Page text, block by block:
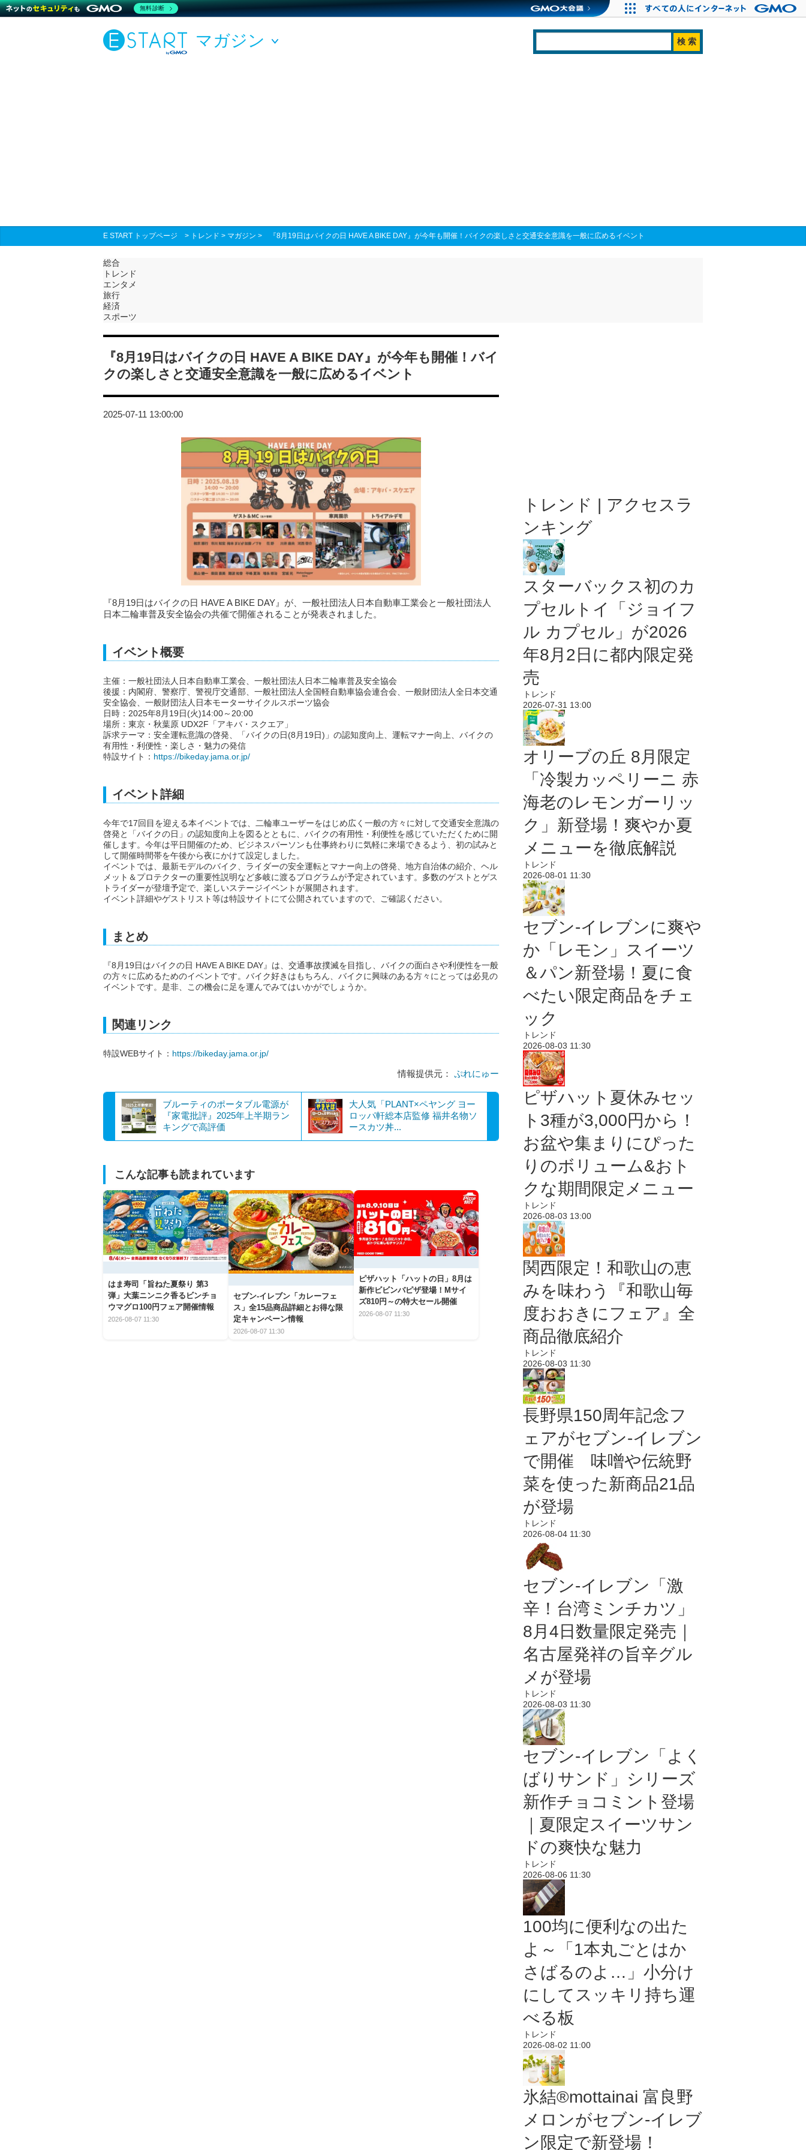
マガジン
E START トップページ > トレンド > マガジン > 『8月19日はバイクの日 HAVE A BIKE DAY』が今年も開催！バイクの楽しさと交通安全意識を一般に広めるイベント
総合
トレンド
エンタメ
旅行
経済
スポーツ
『8月19日はバイクの日 HAVE A BIKE DAY』が今年も開催！バイ
クの楽しさと交通安全意識を一般に広めるイベント
2025-07-11 13:00:00
『8月19日はバイクの日 HAVE A BIKE DAY』が、一般社団法人日本自動車工業会と一般社団法人
日本二輪車普及安全協会の共催で開催されることが発表されました。
イベント概要
主催：一般社団法人日本自動車工業会、一般社団法人日本二輪車普及安全協会
後援：内閣府、警察庁、警視庁交通部、一般社団法人全国軽自動車協会連合会、一般財団法人全日本交通
安全協会、一般財団法人日本モーターサイクルスポーツ協会
日時：2025年8月19日(火)14:00～20:00
場所：東京・秋葉原 UDX2F「アキバ・スクエア」
訴求テーマ：安全運転意識の啓発、「バイクの日(8月19日)」の認知度向上、運転マナー向上、バイクの
有用性・利便性・楽しさ・魅力の発信
特設サイト： https://bikeday.jama.or.jp/
イベント詳細
今年で17回目を迎える本イベントでは、二輪車ユーザーをはじめ広く一般の方々に対して交通安全意識の
啓発と「バイクの日」の認知度向上を図るとともに、バイクの有用性・利便性を感じていただくために開
催します。今年は平日開催のため、ビジネスパーソンも仕事終わりに気軽に来場できるよう、初の試みと
して開催時間帯を午後から夜にかけて設定しました。
イベントでは、最新モデルのバイク、ライダーの安全運転とマナー向上の啓発、地方自治体の紹介、ヘル
メット＆プロテクターの重要性説明など多岐に渡るプログラムが予定されています。多数のゲストとゲス
トライダーが登壇予定で、楽しいステージイベントが展開されます。
イベント詳細やゲストリスト等は特設サイトにて公開されていますので、ご確認ください。
まとめ
『8月19日はバイクの日 HAVE A BIKE DAY』は、交通事故撲滅を目指し、バイクの面白さや利便性を一般
の方々に広めるためのイベントです。バイク好きはもちろん、バイクに興味のある方々にとっては必見の
イベントです。是非、この機会に足を運んでみてはいかがでしょうか。
関連リンク
特設WEBサイト： https://bikeday.jama.or.jp/
情報提供元： ぷれにゅー
ブルーティのポータブル電源が
『家電批評』2025年上半期ラン
キングで高評価
大人気「PLANT×ペヤング ヨー
ロッパ軒総本店監修 福井名物ソ
ースカツ丼...
こんな記事も読まれています
はま寿司「旨ねた夏祭り 第3
弾」大葉ニンニク香るビンチョ
ウマグロ100円フェア開催情報
2026-08-07 11:30
セブン‐イレブン「カレーフェ
ス」全15品商品詳細とお得な限
定キャンペーン情報
2026-08-07 11:30
ピザハット「ハットの日」8月は
新作ビビンバピザ登場！Mサイ
ズ810円～の特大セール開催
2026-08-07 11:30
トレンド | アクセスラ
ンキング
スターバックス初のカ
プセルトイ「ジョイフ
ル カプセル」が2026
年8月2日に都内限定発
売
トレンド
2026-07-31 13:00
オリーブの丘 8月限定
「冷製カッペリーニ 赤
海老のレモンガーリッ
ク」新登場！爽やか夏
メニューを徹底解説
トレンド
2026-08-01 11:30
セブン‐イレブンに爽や
か「レモン」スイーツ
＆パン新登場！夏に食
べたい限定商品をチェ
ック
トレンド
2026-08-03 11:30
ピザハット夏休みセッ
ト3種が3,000円から！
お盆や集まりにぴった
りのボリューム&おト
クな期間限定メニュー
トレンド
2026-08-03 13:00
関西限定！和歌山の恵
みを味わう『和歌山毎
度おおきにフェア』全
商品徹底紹介
トレンド
2026-08-03 11:30
長野県150周年記念フ
ェアがセブン-イレブン
で開催 味噌や伝統野
菜を使った新商品21品
が登場
トレンド
2026-08-04 11:30
セブン-イレブン「激
辛！台湾ミンチカツ」
8月4日数量限定発売｜
名古屋発祥の旨辛グル
メが登場
トレンド
2026-08-03 11:30
セブン‐イレブン「よく
ばりサンド」シリーズ
新作チョコミント登場
｜夏限定スイーツサン
ドの爽快な魅力
トレンド
2026-08-06 11:30
100均に便利なの出た
よ～「1本丸ごとはか
さばるのよ…」小分け
にしてスッキリ持ち運
べる板
トレンド
2026-08-02 11:00
氷結®mottainai 富良野
メロンがセブン‐イレブ
ン限定で新登場！
無料診断